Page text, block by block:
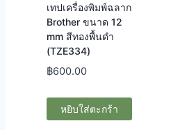
เทปเครื่องพิมพ์ฉลาก
Brother ขนาด 12
mm สีทองพื้นดำ
(TZE334)
฿600.00
หยิบใส่ตะกร้า